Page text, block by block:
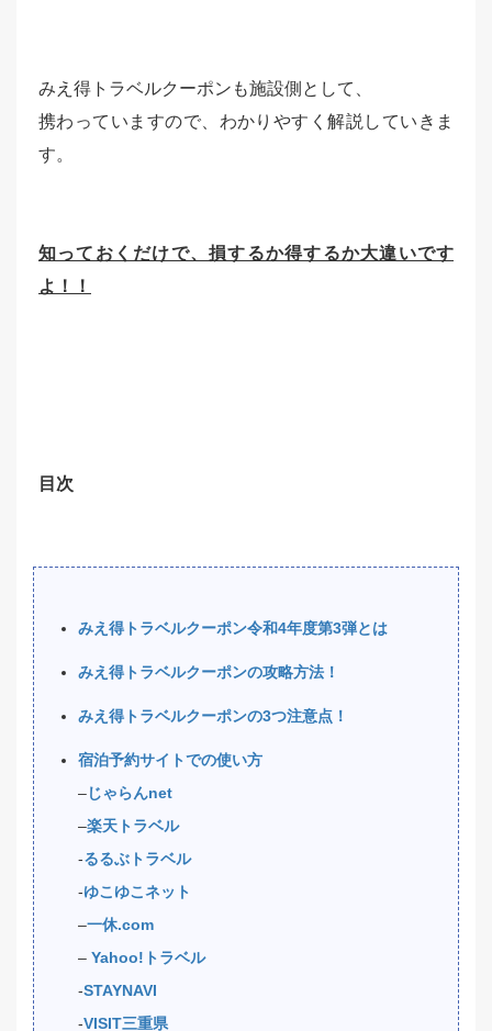
みえ得トラベルクーポンも施設側として、
携わっていますので、わかりやすく解説していきま
す。
知っておくだけで、損するか得するか大違いです
よ！！
目次
みえ得トラベルクーポン令和4年度第3弾とは
みえ得トラベルクーポンの攻略方法！
みえ得トラベルクーポンの3つ注意点！
宿泊予約サイトでの使い方
–じゃらんnet
–楽天トラベル
‐るるぶトラベル
‐ゆこゆこネット
–一休.com
– Yahoo!トラベル
‐STAYNAVI
‐VISIT三重県